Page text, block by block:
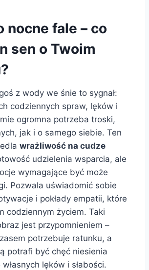
nocne fale – co
sen o Twoim
z wody we śnie to sygnał:
codziennych spraw, lęków i
ogromna potrzeba troski,
jak i o samego siebie. Ten
wrażliwość na cudze
udzielenia wsparcia, ale
wymagające być może
Pozwala uświadomić sobie
i pokłady empatii, które
codziennym życiem. Taki
jest przypomnieniem –
potrzebuje ratunku, a
potrafi być chęć niesienia
lęków i słabości.